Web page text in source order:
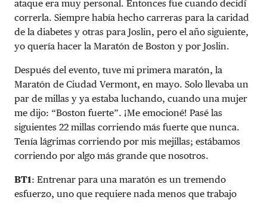
ataque era muy personal. Entonces fue cuando decidí
correrla. Siempre había hecho carreras para la caridad
de la diabetes y otras para Joslin, pero el año siguiente,
yo quería hacer la Maratón de Boston y por Joslin.
Después del evento, tuve mi primera maratón, la
Maratón de Ciudad Vermont, en mayo. Solo llevaba un
par de millas y ya estaba luchando, cuando una mujer
me dijo: “Boston fuerte”. ¡Me emocioné! Pasé las
siguientes 22 millas corriendo más fuerte que nunca.
Tenía lágrimas corriendo por mis mejillas; estábamos
corriendo por algo más grande que nosotros.
BT1: Entrenar para una maratón es un tremendo
esfuerzo, uno que requiere nada menos que trabajo